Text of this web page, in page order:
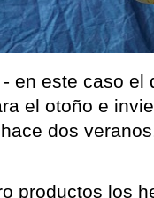
- en este caso el
el otoño e
dos
productos los